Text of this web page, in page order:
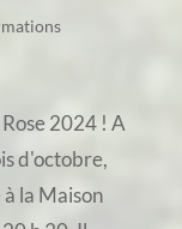
2024 ! A
d'octobre,
la Maison